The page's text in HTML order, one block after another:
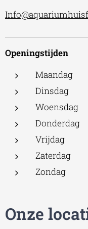
Openingstijden
Maandag
Dinsdag
Woensdag
Donderdag
Vrijdag
Zaterdag
Zondag
Onze